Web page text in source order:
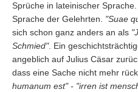
Sprüche in lateinischer
Sprache der Gelehrten. "Suae
sich schon ganz anders an als
Schmied". Ein
angeblich auf Julius Cäsar
dass eine Sache nicht mehr
humanum est" - "irren ist